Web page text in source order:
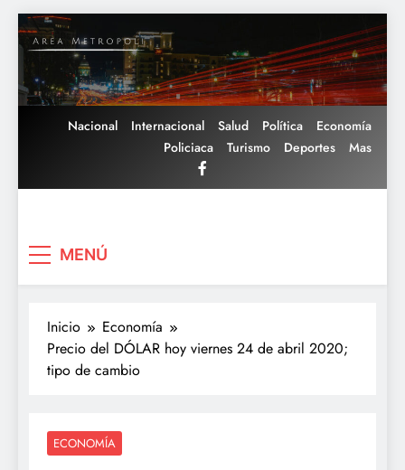
Saltar
al
contenido
Nacional Internacional Salud Política
Economía
Policiaca
Turismo Deportes Mas
MENÚ
Inicio
Economía
Precio del DÓLAR hoy viernes 24 de abril 2020;
tipo de cambio
ECONOMÍA